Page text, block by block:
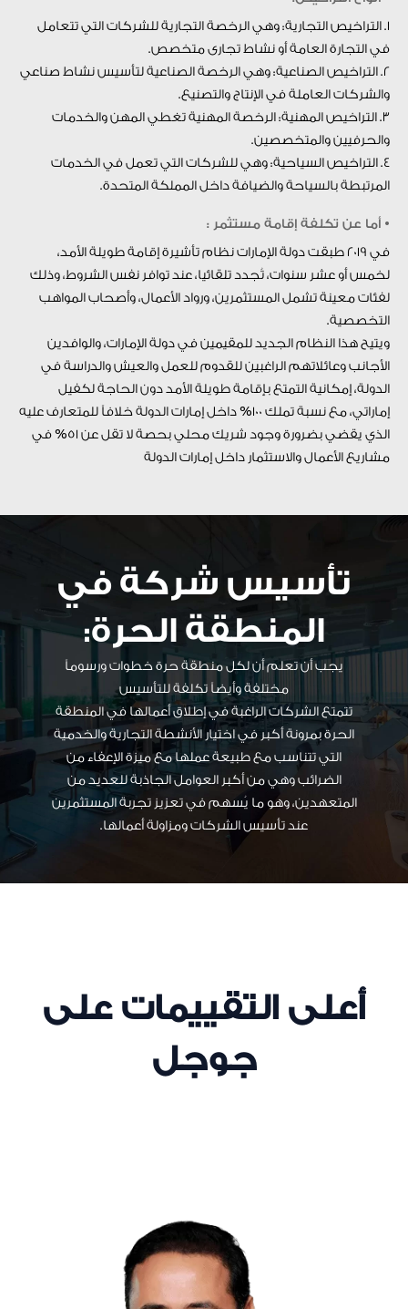
1. التراخيص التجارية: وهي الرخصة التجارية للشركات التي تتعامل
في التجارة العامة أو نشاط تجارى متخصص.
2. التراخيص الصناعية: وهي الرخصة الصناعية لتأسيس نشاط صناعي
والشركات العاملة في الإنتاج والتصنيع.
3. التراخيص المهنية: الرخصة المهنية تغطي المهن والخدمات
والحرفيين والمتخصصين.
4. التراخيص السياحية: وهي للشركات التي تعمل في الخدمات
المرتبطة بالسياحة والضيافة داخل المملكة المتحدة.
• أما عن تكلفة إقامة مستثمر :
في 2019 طبقت دولة الإمارات نظام تأشيرة إقامة طويلة الأمد،
لخمس أو عشر سنوات، تُجدد تلقائيا، عند توافر نفس الشروط، وذلك
لفئات معينة تشمل المستثمرين، ورواد الأعمال، وأصحاب المواهب
التخصصية.
ويتيح هذا النظام الجديد للمقيمين في دولة الإمارات، والوافدين
الأجانب وعائلاتهم الراغبين للقدوم للعمل والعيش والدراسة في
الدولة، إمكانية التمتع بإقامة طويلة الأمد دون الحاجة لكفيل
إماراتي، مع نسبة تملك 100% داخل إمارات الدولة خلافاً للمتعارف عليه
الذي يقضي بضرورة وجود شريك محلي بحصة لا تقل عن 51% في
مشاريع الأعمال والاستثمار داخل إمارات الدولة
تأسيس شركة في
المنطقة الحرة:
يجب أن تعلم أن لكل منطقة حرة خطوات ورسوماً
مختلفة وأيضاً تكلفة للتأسيس
تتمتع الشركات الراغبة في إطلاق أعمالها في المنطقة
الحرة بمرونة أكبر في اختيار الأنشطة التجارية والخدمية
التي تتناسب مع طبيعة عملها مع ميزة الإعفاء من
الضرائب وهي من أكبر العوامل الجاذبة للعديد من
المتعهدين، وهو ما يُسهم في تعزيز تجربة المستثمرين
عند تأسيس الشركات ومزاولة أعمالها.
أعلى التقييمات على
جوجل